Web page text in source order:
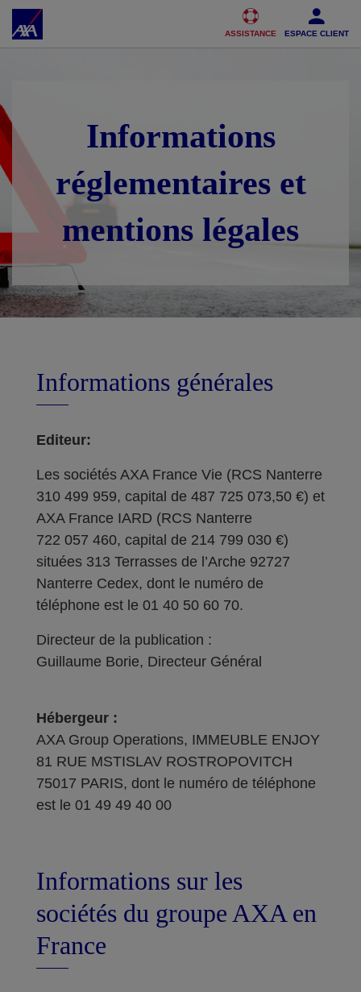
Accéder au Contenu Accéder au Pied de page
ASSISTANCE ESPACE CLIENT
Informations
réglementaires et
mentions légales
Informations générales
Editeur:
Les sociétés AXA France Vie (RCS Nanterre
310 499 959, capital de 487 725 073,50 €) et
AXA France IARD (RCS Nanterre
722 057 460, capital de 214 799 030 €)
situées 313 Terrasses de l’Arche 92727
Nanterre Cedex, dont le numéro de
téléphone est le 01 40 50 60 70.
Directeur de la publication :
Guillaume Borie, Directeur Général
Hébergeur :
AXA Group Operations, IMMEUBLE ENJOY
81 RUE MSTISLAV ROSTROPOVITCH
75017 PARIS, dont le numéro de téléphone
est le 01 49 49 40 00
Informations sur les
sociétés du groupe AXA en
France